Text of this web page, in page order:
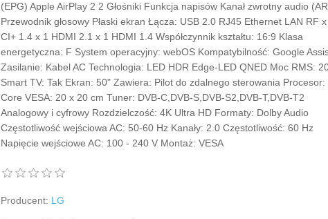
(EPG) Apple AirPlay 2 2 Głośniki Funkcja napisów Kanał zwrotny audio
Przewodnik głosowy Płaski ekran Łącza: USB 2.0 RJ45 Ethernet LAN RF
CI+ 1.4 x 1 HDMI 2.1 x 1 HDMI 1.4 Współczynnik kształtu: 16:9 Klasa
energetyczna: F System operacyjny: webOS Kompatybilność: Google
Zasilanie: Kabel AC Technologia: LED HDR Edge-LED QNED Moc RMS:
Smart TV: Tak Ekran: 50" Zawiera: Pilot do zdalnego sterowania Procesor:
Core VESA: 20 x 20 cm Tuner: DVB-C,DVB-S,DVB-S2,DVB-T,DVB-T2
Analogowy i cyfrowy Rozdzielczość: 4K Ultra HD Formaty: Dolby Audio
Częstotliwość wejściowa AC: 50-60 Hz Kanały: 2.0 Częstotliwość: 60 Hz
Napięcie wejściowe AC: 100 - 240 V Montaż: VESA
Producent: LG